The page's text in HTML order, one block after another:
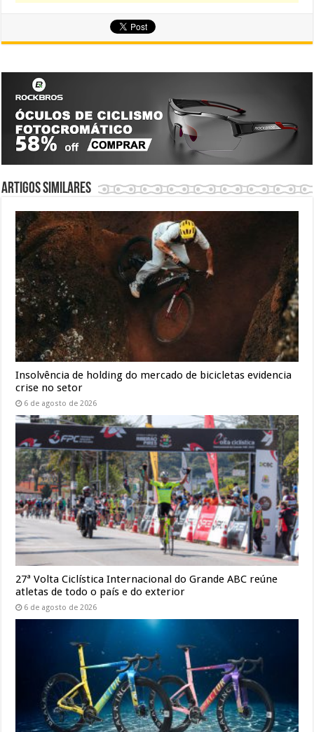
Artigos similares
Insolvência de holding do mercado de bicicletas evidencia
crise no setor
6 de agosto de 2026
27ª Volta Ciclística Internacional do Grande ABC reúne
atletas de todo o país e do exterior
6 de agosto de 2026